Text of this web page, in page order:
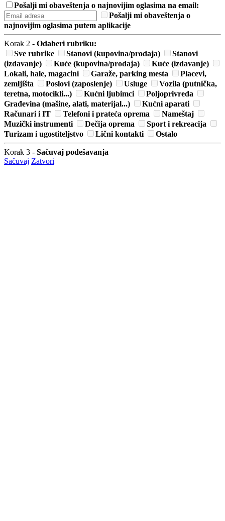
Pošalji mi obaveštenja o najnovijim oglasima na email:
Pošalji mi obaveštenja o
najnovijim oglasima putem aplikacije
Korak 2 - Odaberi rubriku:
Sve rubrike
Stanovi (kupovina/prodaja)
Stanovi
(izdavanje)
Kuće (kupovina/prodaja)
Kuće (izdavanje)
Lokali, hale, magacini
Garaže, parking mesta
Placevi,
zemljišta
Poslovi (zaposlenje) Usluge
Vozila (putnička,
teretna, motocikli...)
Kućni ljubimci
Poljoprivreda
Građevina (mašine, alati, materijal...)
Kućni aparati
Računari i IT
Telefoni i prateća oprema
Nameštaj
Muzički instrumenti
Dečija oprema
Sport i rekreacija
Turizam i ugostiteljstvo
Lični kontakti Ostalo
Korak 3 - Sačuvaj podešavanja
Sačuvaj Zatvori